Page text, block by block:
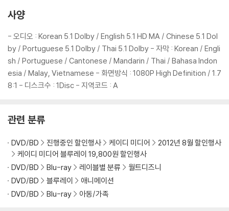
3. Lizzy's Bedtime Story (Production)
4. Tea Party
5. Cat Attack
- Music & More
"How To Believe" Music Video Performed By Bridgit Mendler
Fairy Field Guide Builder
- Backstage Disney
= Design A Fairy House
= Dylan & Cole Sprouse: Blu-ray™ Is Suite!
● SCENE SELECTION
사양
- 오디오 : Korean 5.1 Dolby / English 5.1 HD MA / Chinese 5.1 Dol
by / Portuguese 5.1 Dolby / Thai 5.1 Dolby - 자막 : Korean / Engli
sh / Portuguese / Cantonese / Mandarin / Thai / Bahasa Indon
esia / Malay, Vietnamese - 화면방식 : 1080P High Definition / 1.7
8:1 - 디스크수 : 1Disc - 지역코드 : A
관련 분류
DVD/BD 진행중인 할인행사 케이디 미디어
2012년 8월 할인행사
케이디 미디어 블루레이 19,800원 할인행사
DVD/BD
Blu-ray 레이블별 분류
월트디즈니
DVD/BD
블루레이
애니메이션
DVD/BD
Blu-ray 아동/가족